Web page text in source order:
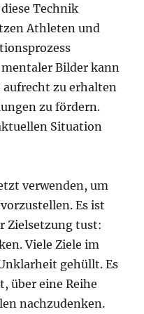
Technik
Athleten und
Bilder kann
aufrecht zu erhalten
zu fördern.
Situation
verwenden, um
Es ist
Zielsetzung tust:
Viele Ziele im
gehüllt. Es
über eine Reihe
nachzudenken.